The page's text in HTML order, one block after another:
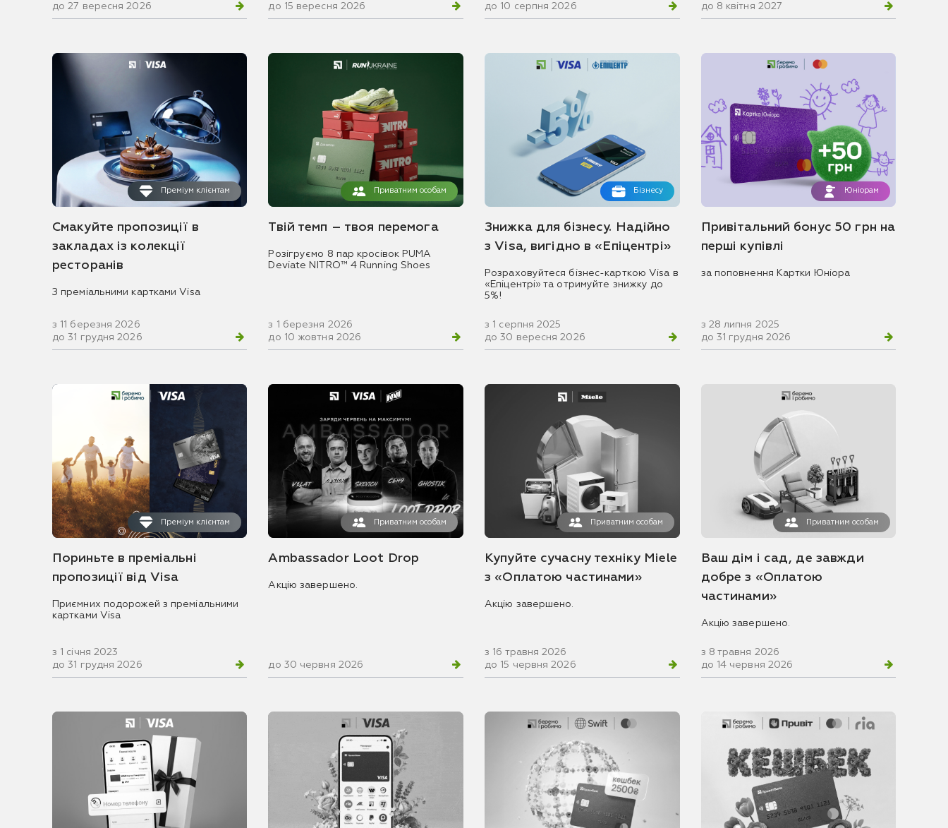
до 27 вересня 2026
до 15 вересня 2026
до 10 серпня 2026
до 8 квітня 2027
Преміум клієнтам
Смакуйте пропозиції в
закладах із колекції
ресторанів
З преміальними картками Visa
з 11 березня 2026
до 31 грудня 2026
Приватним особам
Твій темп – твоя перемога
Розігруємо 8 пар кросівок PUMA
Deviate NITRO™ 4 Running Shoes
з 1 березня 2026
до 10 жовтня 2026
Бізнесу
Знижка для бізнесу. Надійно
з Visa, вигідно в «Епіцентрі»
Розраховуйтеся бізнес-карткою Visa в
«Епіцентрі» та отримуйте знижку до
5%!
з 1 серпня 2025
до 30 вересня 2026
Юніорам
Привітальний бонус 50 грн на
перші купівлі
за поповнення Картки Юніора
з 28 липня 2025
до 31 грудня 2026
Преміум клієнтам
Пориньте в преміальні
пропозиції від Visa
Приємних подорожей з преміальними
картками Visa
з 1 січня 2023
до 31 грудня 2026
Приватним особам
Ambassador Loot Drop
Акцію завершено.
до 30 червня 2026
Приватним особам
Купуйте сучасну техніку Miele
з «Оплатою частинами»
Акцію завершено.
з 16 травня 2026
до 15 червня 2026
Приватним особам
Ваш дім і сад, де завжди
добре з «Оплатою
частинами»
Акцію завершено.
з 8 травня 2026
до 14 червня 2026